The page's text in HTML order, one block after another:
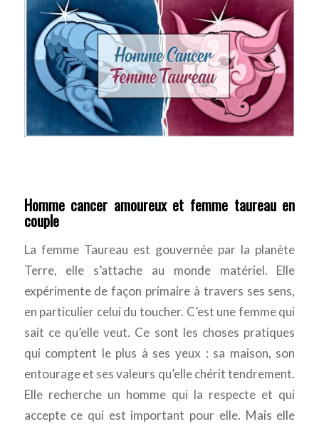
Homme cancer amoureux et femme taureau en
couple
La femme Taureau est gouvernée par la planète
Terre, elle s’attache au monde matériel. Elle
expérimente de façon primaire à travers ses sens,
en particulier celui du toucher. C’est une femme qui
sait ce qu’elle veut. Ce sont les choses pratiques
qui comptent le plus à ses yeux : sa maison, son
entourage et ses valeurs qu’elle chérit tendrement.
Elle recherche un homme qui la respecte et qui
accepte ce qui est important pour elle. Mais elle